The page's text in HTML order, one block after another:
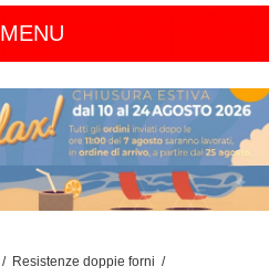
MENU
/ Resistenze doppie forni /